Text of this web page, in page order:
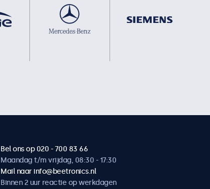
Bel ons op 020 - 700 83 66
Maandag t/m vrijdag, 08:30 - 17:30
Mail naar info@beetronics.nl
Binnen 2 uur reactie op werkdagen